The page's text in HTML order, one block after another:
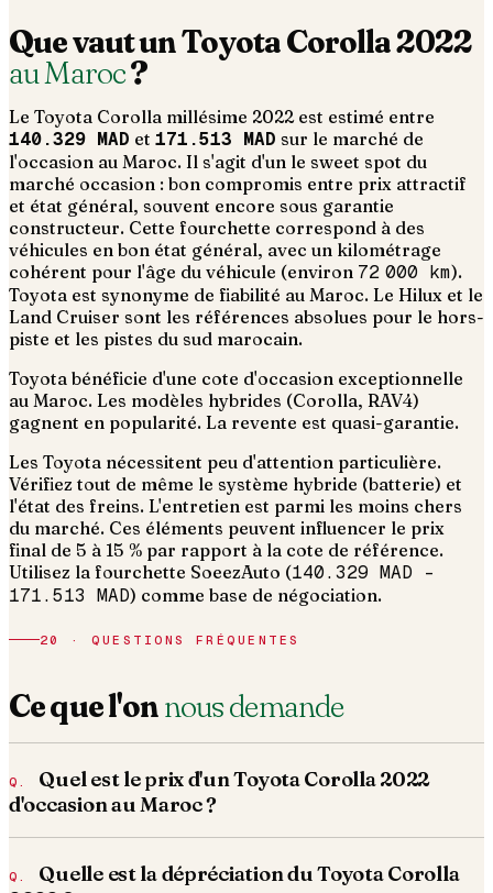
Que vaut unToyotaCorolla2022
au Maroc?
Le Toyota Corolla millésime 2022est estimé entre
140.329 MAD et 171.513 MAD sur le marché de
l'occasion au Maroc. Il s'agit d'un le sweet spot du
marché occasion : bon compromis entre prix attractif
et état général, souvent encore sous garantie
constructeur. Cette fourchette correspond à des
véhicules en bon état général, avec un kilométrage
cohérent pour l'âge du véhicule (environ 72 000 km).
Toyota est synonyme de fiabilité au Maroc. Le Hilux et le
Land Cruiser sont les références absolues pour le hors-
piste et les pistes du sud marocain.
Toyota bénéficie d'une cote d'occasion exceptionnelle
au Maroc. Les modèles hybrides (Corolla, RAV4)
gagnent en popularité. La revente est quasi-garantie.
Les Toyota nécessitent peu d'attention particulière.
Vérifiez tout de même le système hybride (batterie) et
l'état des freins. L'entretien est parmi les moins chers
du marché. Ces éléments peuvent influencer le prix
final de 5 à 15 % par rapport à la cote de référence.
Utilisez la fourchette SoeezAuto (140.329 MAD –
171.513 MAD) comme base de négociation.
20 · QUESTIONS FRÉQUENTES
Ce que l'onnous demande
Quel est le prix d'un Toyota Corolla 2022
d'occasion au Maroc ?
Quelle est la dépréciation du Toyota Corolla